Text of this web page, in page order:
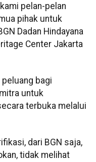
pelan-pelan
pihak untuk
Dadan Hindayana
Center Jakarta
bagi
untuk
terbuka melalui
dari BGN saja,
tidak melihat